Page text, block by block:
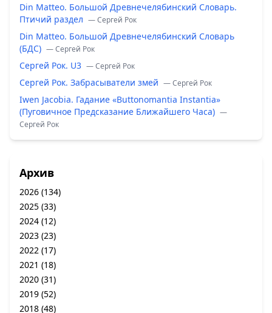
Din Matteo. Большой Древнечелябинский Словарь.
Птичий раздел — Сергей Рок
Din Matteo. Большой Древнечелябинский Словарь
(БДС) — Сергей Рок
Сергей Рок. U3 — Сергей Рок
Сергей Рок. Забрасыватели змей — Сергей Рок
Iwen Jacobia. Гадание «Buttonomantia Instantia»
(Пуговичное Предсказание Ближайшего Часа) —
Сергей Рок
Архив
2026 (134)
2025 (33)
2024 (12)
2023 (23)
2022 (17)
2021 (18)
2020 (31)
2019 (52)
2018 (48)